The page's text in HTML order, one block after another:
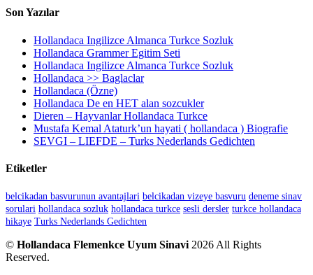
Son Yazılar
Hollandaca Ingilizce Almanca Turkce Sozluk
Hollandaca Grammer Egitim Seti
Hollandaca Ingilizce Almanca Turkce Sozluk
Hollandaca >> Baglaclar
Hollandaca (Özne)
Hollandaca De en HET alan sozcukler
Dieren – Hayvanlar Hollandaca Turkce
Mustafa Kemal Ataturk’un hayati ( hollandaca ) Biografie
SEVGI – LIEFDE – Turks Nederlands Gedichten
Etiketler
belcikadan basvurunun avantajlari belcikadan vizeye basvuru deneme sinav
sorulari hollandaca sozluk hollandaca turkce sesli dersler turkce hollandaca
hikaye Turks Nederlands Gedichten
© Hollandaca Flemenkce Uyum Sinavi 2026 All Rights
Reserved.